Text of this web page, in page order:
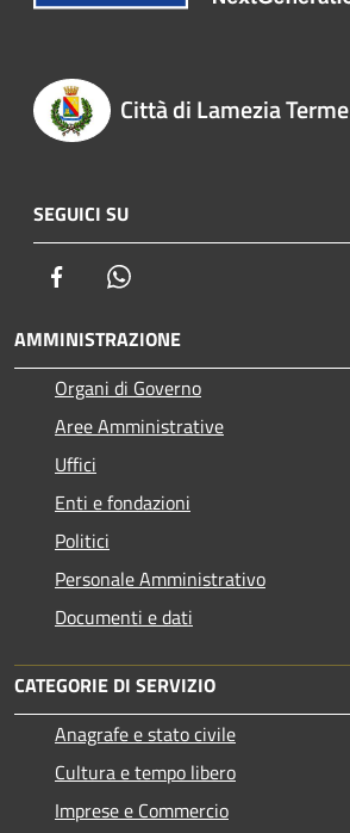
Città di Lamezia Terme
SEGUICI SU
Facebook
AMMINISTRAZIONE
Organi di Governo
Aree Amministrative
Uffici
Enti e fondazioni
Politici
Personale Amministrativo
Documenti e dati
CATEGORIE DI SERVIZIO
Anagrafe e stato civile
Cultura e tempo libero
Imprese e Commercio